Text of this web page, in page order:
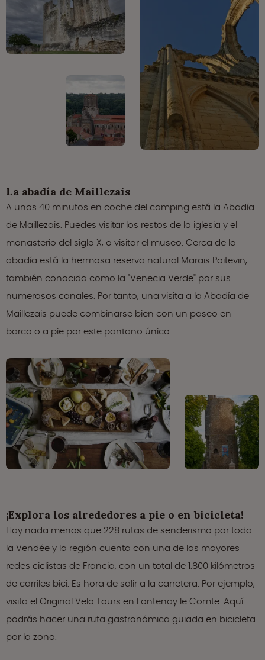
La abadía de Maillezais
A unos 40 minutos en coche del camping está la Abadía
de Maillezais. Puedes visitar los restos de la iglesia y el
monasterio del siglo X, o visitar el museo. Cerca de la
abadía está la hermosa reserva natural Marais Poitevin,
también conocida como la "Venecia Verde" por sus
numerosos canales. Por tanto, una visita a la Abadía de
Maillezais puede combinarse bien con un paseo en
barco o a pie por este pantano único.
¡Explora los alrededores a pie o en bicicleta!
Hay nada menos que 228 rutas de senderismo por toda
la Vendée y la región cuenta con una de las mayores
redes ciclistas de Francia, con un total de 1.800 kilómetros
de carriles bici. Es hora de salir a la carretera. Por ejemplo,
visita el Original Velo Tours en Fontenay le Comte. Aquí
podrás hacer una ruta gastronómica guiada en bicicleta
por la zona.